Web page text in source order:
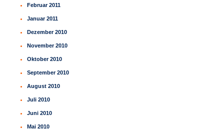
Februar 2011
Januar 2011
Dezember 2010
November 2010
Oktober 2010
September 2010
August 2010
Juli 2010
Juni 2010
Mai 2010